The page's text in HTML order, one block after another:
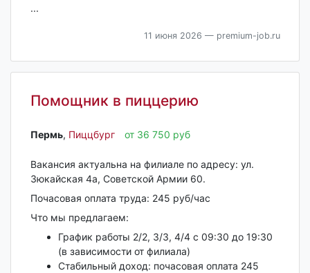
...
11 июня 2026 — premium-job.ru
Помощник в пиццерию
Пермь‎, Пиццбург от 36 750 руб
Вaкансия актуальна на филиале по адресу: ул.
Зюкайская 4а, Советской Армии 60.
Почасовая оплата труда: 245 руб/час
Что мы предлагаем:
График работы 2/2, 3/3, 4/4 с 09:30 до 19:30
(в зависимости от филиала)
Стабильный доход: почасовая оплата 245